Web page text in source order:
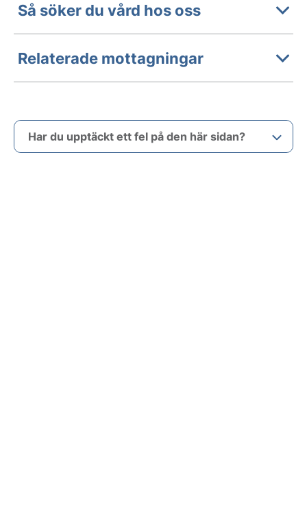
Så söker du vård hos oss
Relaterade mottagningar
Har du upptäckt ett fel på den här sidan?